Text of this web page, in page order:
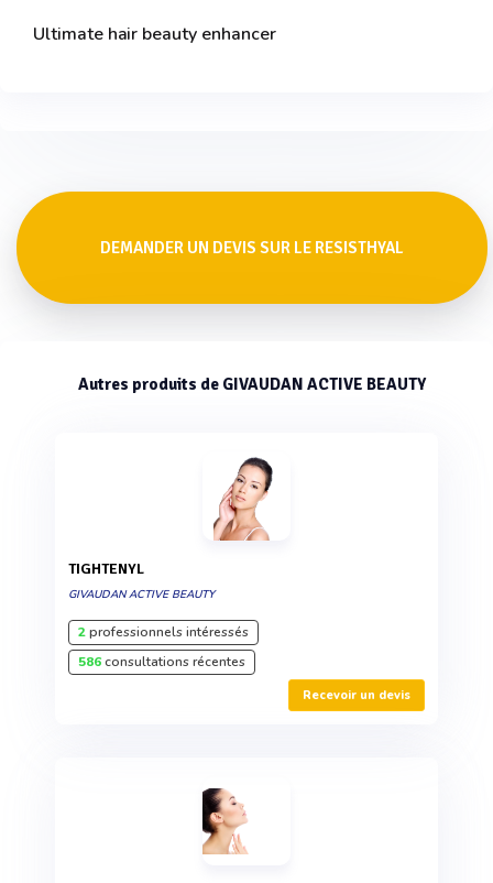
Ultimate hair beauty enhancer
DEMANDER UN DEVIS SUR LE RESISTHYAL
Autres produits de GIVAUDAN ACTIVE BEAUTY
TIGHTENYL
GIVAUDAN ACTIVE BEAUTY
2professionnels intéressés
586consultations récentes
Recevoir un devis